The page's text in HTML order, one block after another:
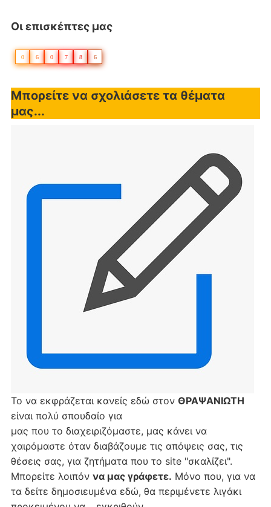
Οι επισκέπτες μας
0 6 0 7 8 6
Μπορείτε να σχολιάσετε τα θέματα
μας...
Το να εκφράζεται κανείς εδώ στον ΘΡΑΨΑΝΙΩΤΗ
είναι πολύ σπουδαίο για
μας που το διαχειριζόμαστε, μας κάνει να
χαιρόμαστε όταν διαβάζουμε τις απόψεις σας, τις
θέσεις σας, για ζητήματα που το site "σκαλίζει".
Μπορείτε λοιπόν να μας γράφετε. Μόνο που, για να
τα δείτε δημοσιευμένα εδώ, θα περιμένετε λιγάκι